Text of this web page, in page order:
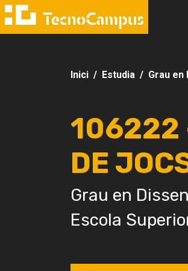
Inici Estudia Grau en
106222
DE
Grau en
Escola